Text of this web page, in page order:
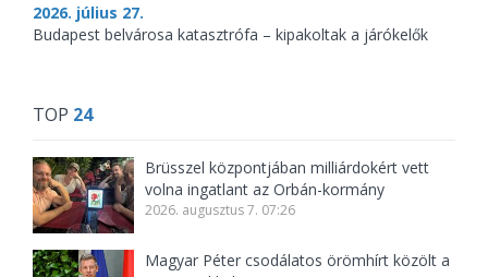
2026. július 27.
Budapest belvárosa katasztrófa – kipakoltak a járókelők
TOP 24
Brüsszel központjában milliárdokért vett
volna ingatlant az Orbán-kormány
2026. augusztus 7. 07:26
Magyar Péter csodálatos örömhírt közölt a